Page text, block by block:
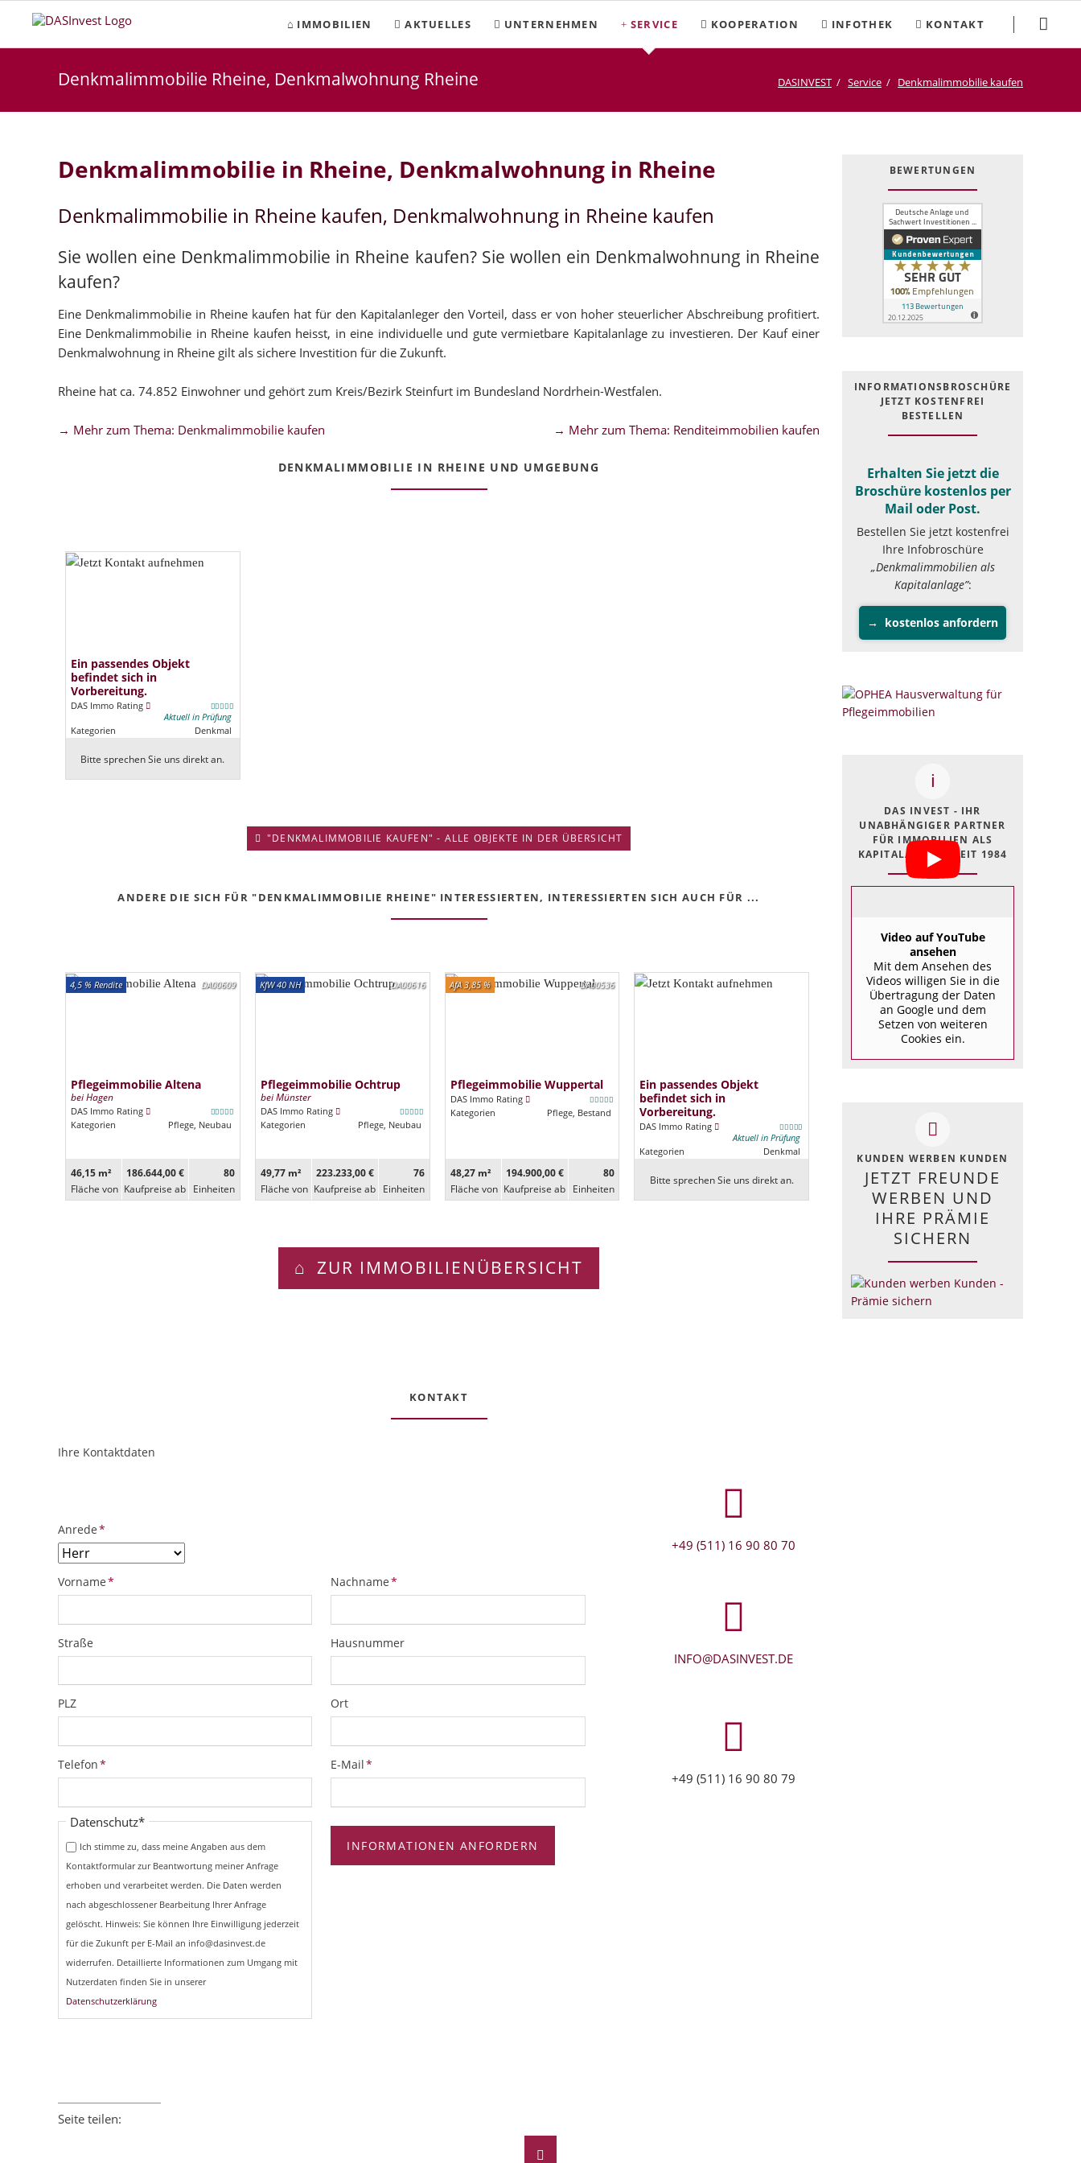
überspringen
IMMOBILIEN AKTUELLES UNTERNEHMEN SERVICE KOOPERATION INFOTHEK KONTAKT
Denkmalimmobilie Rheine, Denkmalwohnung Rheine DASINVEST Service Denkmalimmobilie kaufen
Denkmalimmobilie in Rheine, Denkmalwohnung in Rheine
Denkmalimmobilie in Rheine kaufen, Denkmalwohnung in Rheine kaufen
Sie wollen eine Denkmalimmobilie in Rheine kaufen? Sie wollen ein Denkmalwohnung in Rheine
kaufen?
Eine Denkmalimmobilie in Rheine kaufen hat für den Kapitalanleger den Vorteil, dass er von hoher steuerlicher Abschreibung profitiert.
Eine Denkmalimmobilie in Rheine kaufen heisst, in eine individuelle und gute vermietbare Kapitalanlage zu investieren. Der Kauf einer
Denkmalwohnung in Rheine gilt als sichere Investition für die Zukunft.
Rheine hat ca. 74.852 Einwohner und gehört zum Kreis/Bezirk Steinfurt im Bundesland Nordrhein-Westfalen.
→ Mehr zum Thema: Denkmalimmobilie kaufen → Mehr zum Thema: Renditeimmobilien kaufen
DENKMALIMMOBILIE IN RHEINE UND UMGEBUNG
Ein passendes Objekt
befindet sich in
Vorbereitung.
DAS Immo Rating
Aktuell in Prüfung
Kategorien
Denkmal
Bitte sprechen Sie uns direkt an.
"DENKMALIMMOBILIE KAUFEN" - ALLE OBJEKTE IN DER ÜBERSICHT
ANDERE DIE SICH FÜR "DENKMALIMMOBILIE RHEINE" INTERESSIERTEN, INTERESSIERTEN SICH AUCH FÜR ...
DA00609
4,5 % Rendite
Pflegeimmobilie Altena
bei Hagen
DAS Immo Rating
Kategorien
Pflege, Neubau
46,15 m²
Fläche von
186.644,00 €
Kaufpreise ab
80
Ein­heiten
DA00616
KfW 40 NH
Pflegeimmobilie Ochtrup
bei Münster
DAS Immo Rating
Kategorien
Pflege, Neubau
49,77 m²
Fläche von
223.233,00 €
Kaufpreise ab
76
Ein­heiten
DA00536
AfA 3,85 %
Pflegeimmobilie Wuppertal
DAS Immo Rating
Kategorien
Pflege, Bestand
48,27 m²
Fläche von
194.900,00 €
Kaufpreise ab
80
Ein­heiten
Ein passendes Objekt
befindet sich in
Vorbereitung.
DAS Immo Rating
Aktuell in Prüfung
Kategorien
Denkmal
Bitte sprechen Sie uns direkt an.
ZUR IMMOBILIENÜBERSICHT
KONTAKT
ObjektPlatzhalter
URL
Ihre Kontaktdaten
Pflichtfeld
Anrede*
Pflichtfeld
Vorname* Pflichtfeld
Nachname*
Straße Hausnummer
PLZ Ort
Pflichtfeld
Telefon* Pflichtfeld
E-Mail*
Pflichtfeld
Datenschutz*
Ich stimme zu, dass meine Angaben aus dem
Kontaktformular zur Beantwortung meiner Anfrage
erhoben und verarbeitet werden. Die Daten werden
nach abgeschlossener Bearbeitung Ihrer Anfrage
gelöscht. Hinweis: Sie können Ihre Einwilligung jederzeit
für die Zukunft per E-Mail an info@dasinvest.de
widerrufen. Detaillierte Informationen zum Umgang mit
Nutzerdaten finden Sie in unserer
Datenschutzerklärung
INFORMATIONEN ANFORDERN
+49 (511) 16 90 80 70
INFO@DASINVEST.DE
+49 (511) 16 90 80 79
BEWERTUNGEN
INFOR­MATIONS­BROSCHÜRE
JETZT KOSTEN­FREI
BESTELLEN
Erhalten Sie jetzt die
Broschüre kostenlos per
Mail oder Post.
Bestellen Sie jetzt kostenfrei
Ihre Infobroschüre
„Denkmalimmobilien als
Kapitalanlage”:
kostenlos anfordern
DAS INVEST - IHR
UNABHÄNGIGER PARTNER
FÜR IMMOBILIEN ALS
KAPITALANLAGE SEIT 1984
Video auf YouTube
ansehen
Mit dem Ansehen des
Videos willigen Sie in die
Übertragung der Daten
an Google und dem
Setzen von weiteren
Cookies ein.
KUNDEN WERBEN KUNDEN
JETZT FREUNDE
WERBEN UND
IHRE PRÄMIE
SICHERN
Seite teilen: